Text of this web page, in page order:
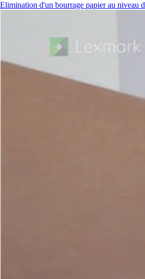
Elimination d'un bourrage papier au niveau